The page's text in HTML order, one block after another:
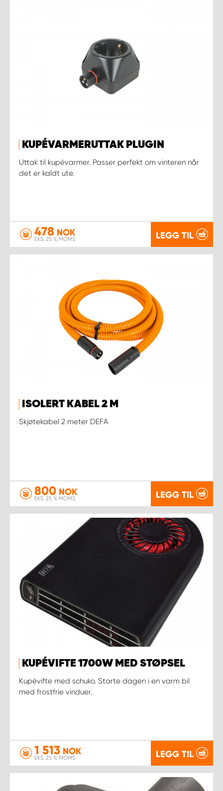
KUPÉVARMERUTTAK PLUGIN
Uttak til kupévarmer. Passer perfekt om vinteren når
det er kaldt ute.
478 NOK
EKS. 25 % MOMS LEGG TIL
ISOLERT KABEL 2 M
Skjøtekabel 2 meter DEFA
800 NOK
EKS. 25 % MOMS LEGG TIL
KUPÉVIFTE 1700W MED STØPSEL
Kupévifte med schuko. Starte dagen i en varm bil
med frostfrie vinduer.
1 513 NOK
EKS. 25 % MOMS LEGG TIL